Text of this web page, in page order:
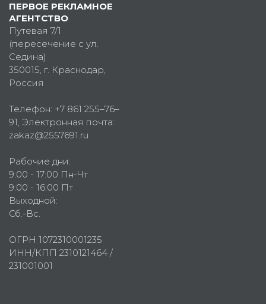
ПЕРВОЕ РЕКЛАМНОЕ
АГЕНТСТВО
Путевая 7/1
(пересечение с ул.
Седина)
350015, г. Краснодар,
Россия
Телефон: +7 861 255–76–
91, Электронная почта:
zakaz@2557691.ru
Рабочие дни:
9:00 - 17:00 Пн-Чт
9:00 - 16:00 Пт
Выходной:
Сб.-Вс.
ОГРН 1072310001235
ИНН/КПП 2310121464 /
231001001